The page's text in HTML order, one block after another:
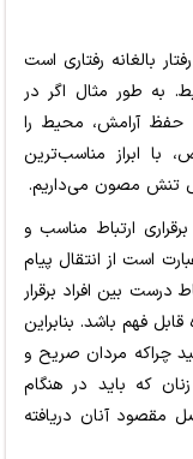
بالغانه رفتاری است
به طور مثال اگر در
حفظ آرامش، محیط را
با ابراز مناسب‌ترین
تنش مصون می‌داریم.
ارتباط مناسب و
است از انتقال پیام
درست بین افراد برقرار
فهم باشد. بنابراین
چراکه مردان صریح و
که باید در هنگام
مقصود آنان دریافته